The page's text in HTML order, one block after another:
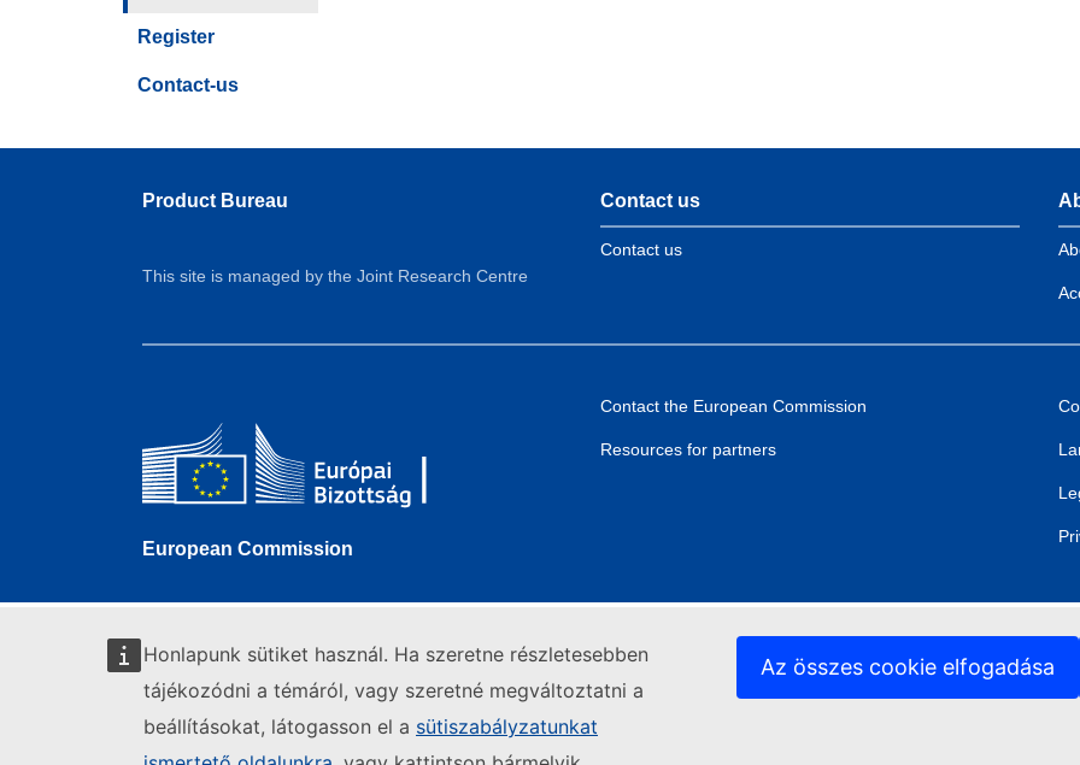
Honlapunk sütiket használ. Ha szeretne részletesebben
tájékozódni a témáról, vagy szeretné megváltoztatni a
beállításokat, látogasson el a sütiszabályzatunkat
Az összes cookie elfogadása
Register
Contact-us
Product Bureau
This site is managed by the Joint Research Centre
Contact us
Contact us
European Commission
Contact the European Commission
Resources for partners